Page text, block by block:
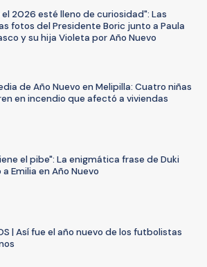
el 2026 esté lleno de curiosidad": Las
fotos del Presidente Boric junto a Paula
y su hija Violeta por Año Nuevo
de Año Nuevo en Melipilla: Cuatro niñas
en incendio que afectó a viviendas
el pibe": La enigmática frase de Duki
Emilia en Año Nuevo
| Así fue el año nuevo de los futbolistas